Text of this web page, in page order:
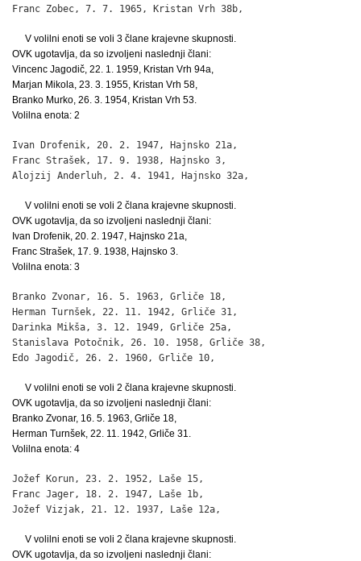
Franc Zobec, 7. 7. 1965, Kristan Vrh 38b,
V volilni enoti se voli 3 člane krajevne skupnosti.
OVK ugotavlja, da so izvoljeni naslednji člani:
Vincenc Jagodič, 22. 1. 1959, Kristan Vrh 94a,
Marjan Mikola, 23. 3. 1955, Kristan Vrh 58,
Branko Murko, 26. 3. 1954, Kristan Vrh 53.
Volilna enota: 2
Ivan Drofenik, 20. 2. 1947, Hajnsko 21a,
Franc Strašek, 17. 9. 1938, Hajnsko 3,
Alojzij Anderluh, 2. 4. 1941, Hajnsko 32a,
V volilni enoti se voli 2 člana krajevne skupnosti.
OVK ugotavlja, da so izvoljeni naslednji člani:
Ivan Drofenik, 20. 2. 1947, Hajnsko 21a,
Franc Strašek, 17. 9. 1938, Hajnsko 3.
Volilna enota: 3
Branko Zvonar, 16. 5. 1963, Grliče 18,
Herman Turnšek, 22. 11. 1942, Grliče 31,
Darinka Mikša, 3. 12. 1949, Grliče 25a,
Stanislava Potočnik, 26. 10. 1958, Grliče 38,
Edo Jagodič, 26. 2. 1960, Grliče 10,
V volilni enoti se voli 2 člana krajevne skupnosti.
OVK ugotavlja, da so izvoljeni naslednji člani:
Branko Zvonar, 16. 5. 1963, Grliče 18,
Herman Turnšek, 22. 11. 1942, Grliče 31.
Volilna enota: 4
Jožef Korun, 23. 2. 1952, Laše 15,
Franc Jager, 18. 2. 1947, Laše 1b,
Jožef Vizjak, 21. 12. 1937, Laše 12a,
V volilni enoti se voli 2 člana krajevne skupnosti.
OVK ugotavlja, da so izvoljeni naslednji člani: